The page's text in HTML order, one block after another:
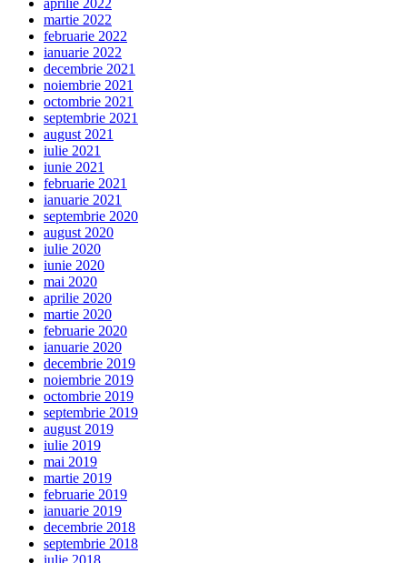
aprilie 2022
martie 2022
februarie 2022
ianuarie 2022
decembrie 2021
noiembrie 2021
octombrie 2021
septembrie 2021
august 2021
iulie 2021
iunie 2021
februarie 2021
ianuarie 2021
septembrie 2020
august 2020
iulie 2020
iunie 2020
mai 2020
aprilie 2020
martie 2020
februarie 2020
ianuarie 2020
decembrie 2019
noiembrie 2019
octombrie 2019
septembrie 2019
august 2019
iulie 2019
mai 2019
martie 2019
februarie 2019
ianuarie 2019
decembrie 2018
septembrie 2018